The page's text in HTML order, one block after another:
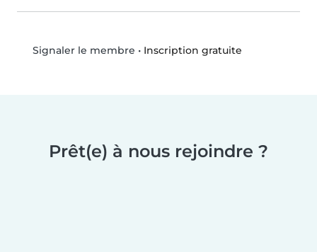
Signaler le membre • Inscription gratuite
Prêt(e) à nous rejoindre ?